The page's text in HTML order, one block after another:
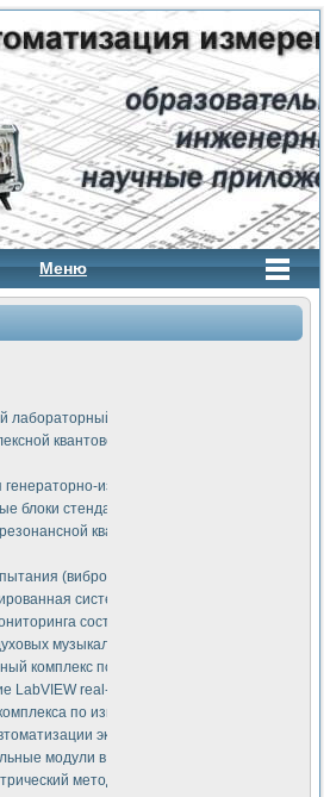
Меню
лабораторный стенд "Сигнал-USB"
квантовой терапии Интроскан
измерительная система
блоки стенда "Сигнал-USB"
квантовой терапии серии СКАН
(виброакустика, тензометрия и т.п.)
система измерения параметров
состояния тяговых
музыкальных инструментов
комплекс по исследованию элементной
LabVIEW real-time module для
по измерению скорости подвижного
экспериментальных
модули в стандарте Nl SCXI для
метод в дефектоскопии сварных